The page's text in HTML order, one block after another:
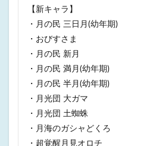
【新キャラ】
・月の民 三日月(幼年期)
・おびすさま
・月の民 新月
・月の民 満月(幼年期)
・月の民 半月(幼年期)
・月光団 大ガマ
・月光団 土蜘蛛
・月海のガシャどくろ
・超覚醒月見オロチ